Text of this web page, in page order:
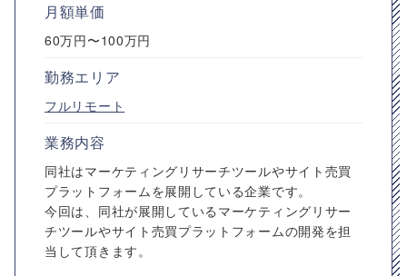
月額単価
60万円〜100万円
勤務エリア
フルリモート
業務内容
同社はマーケティングリサーチツールやサイト売買
プラットフォームを展開している企業です。
今回は、同社が展開しているマーケティングリサー
チツールやサイト売買プラットフォームの開発を担
当して頂きます。